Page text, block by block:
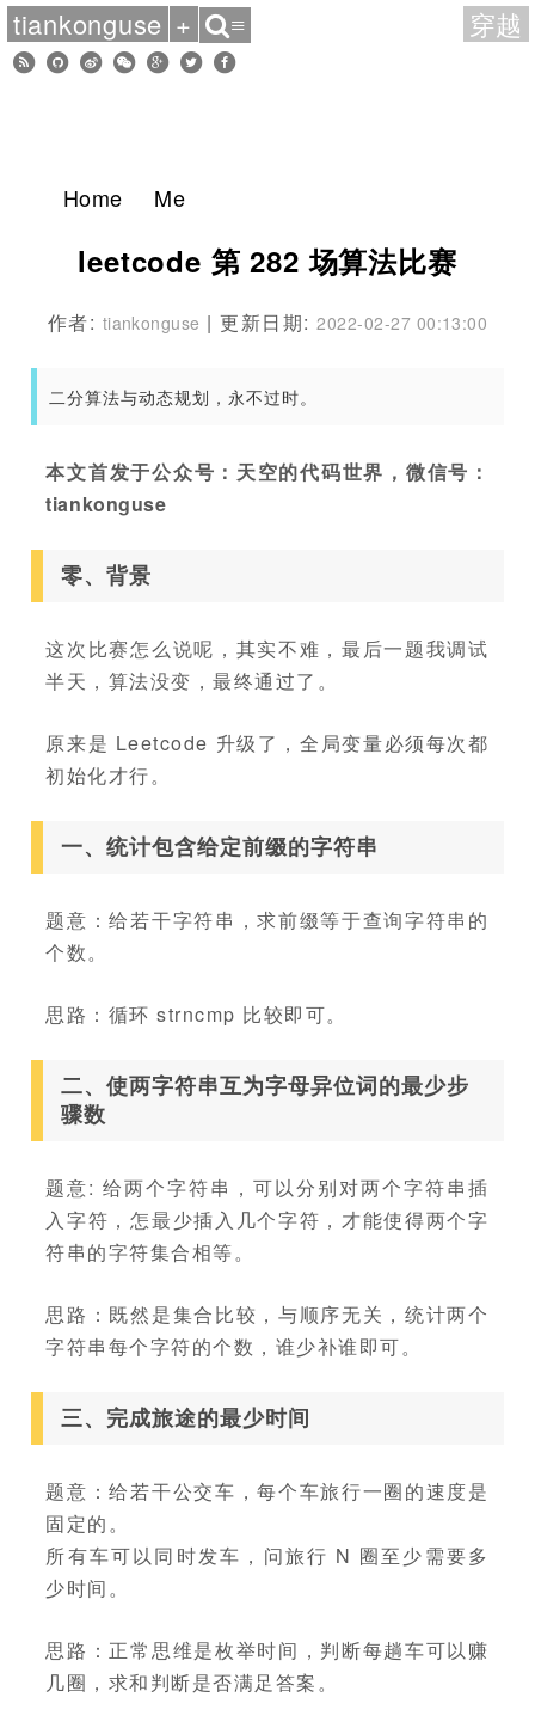
Home Me
leetcode 第 282 场算法比赛
作者: tiankonguse | 更新日期:2022-02-27 00:13:00
二分算法与动态规划，永不过时。
本文首发于公众号：天空的代码世界，微信号：
tiankonguse
零、背景
这次比赛怎么说呢，其实不难，最后一题我调试
半天，算法没变，最终通过了。
原来是 Leetcode 升级了，全局变量必须每次都
初始化才行。
一、统计包含给定前缀的字符串
题意：给若干字符串，求前缀等于查询字符串的
个数。
思路：循环 strncmp 比较即可。
二、使两字符串互为字母异位词的最少步
骤数
题意: 给两个字符串，可以分别对两个字符串插
入字符，怎最少插入几个字符，才能使得两个字
符串的字符集合相等。
思路：既然是集合比较，与顺序无关，统计两个
字符串每个字符的个数，谁少补谁即可。
三、完成旅途的最少时间
题意：给若干公交车，每个车旅行一圈的速度是
固定的。
所有车可以同时发车，问旅行 N 圈至少需要多
少时间。
思路：正常思维是枚举时间，判断每趟车可以赚
几圈，求和判断是否满足答案。
tiankonguse + ≡ 穿越